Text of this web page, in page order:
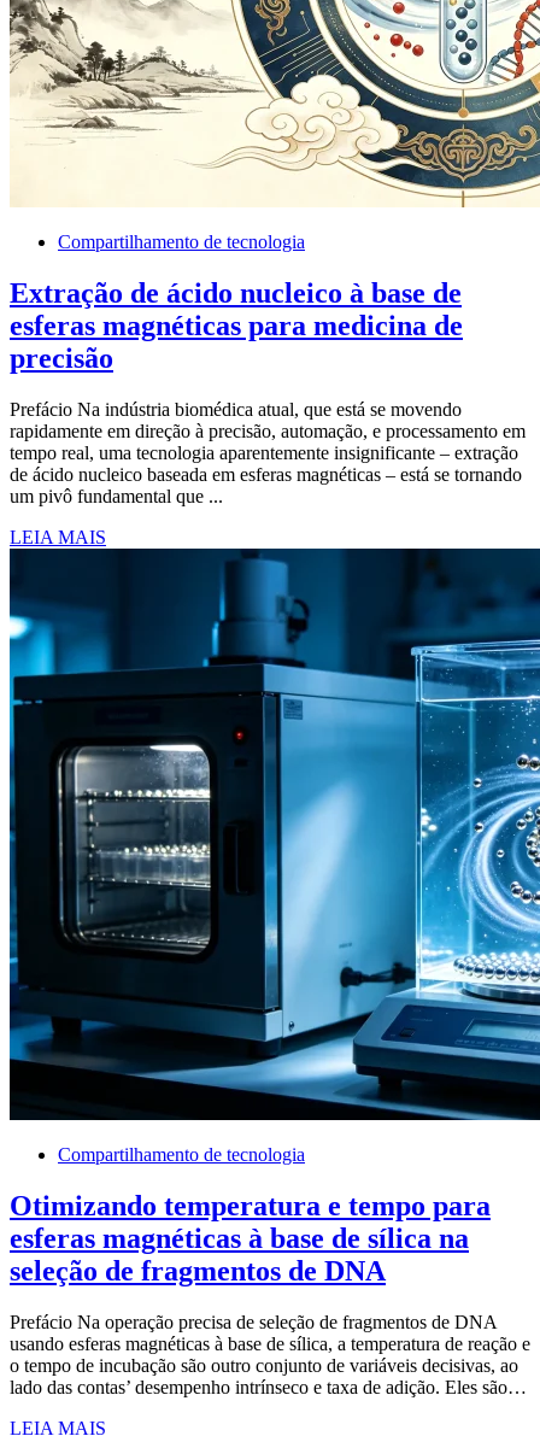
Compartilhamento de tecnologia
Extração de ácido nucleico à base de
esferas magnéticas para medicina de
precisão
Prefácio Na indústria biomédica atual, que está se movendo
rapidamente em direção à precisão, automação, e processamento em
tempo real, uma tecnologia aparentemente insignificante – extração
de ácido nucleico baseada em esferas magnéticas – está se tornando
um pivô fundamental que ...
LEIA MAIS
Compartilhamento de tecnologia
Otimizando temperatura e tempo para
esferas magnéticas à base de sílica na
seleção de fragmentos de DNA
Prefácio Na operação precisa de seleção de fragmentos de DNA
usando esferas magnéticas à base de sílica, a temperatura de reação e
o tempo de incubação são outro conjunto de variáveis ​​decisivas, ao
lado das contas’ desempenho intrínseco e taxa de adição. Eles são…
LEIA MAIS